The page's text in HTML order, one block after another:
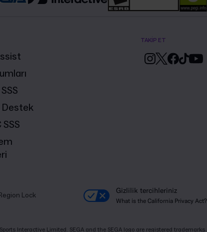
Destek
TAKİP ET
Lock
Gizlilik tercihleriniz
What is the California Privacy Act?
Interactive Limited. SEGA and the SEGA logo are registered trademarks